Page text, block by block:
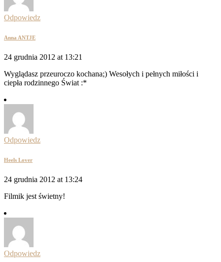
Odpowiedz
Anna ANTJE
24 grudnia 2012 at 13:21
Wyglądasz przeuroczo kochana;) Wesołych i pełnych miłości i
ciepła rodzinnego Świat :*
Odpowiedz
Heels Lover
24 grudnia 2012 at 13:24
Filmik jest świetny!
Odpowiedz